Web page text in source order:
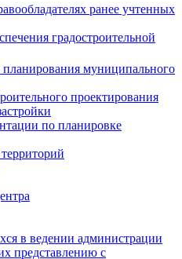
ранее учтенных
градостроительной
муниципального
проектирования
по планировке
в ведении администрации
представлению с